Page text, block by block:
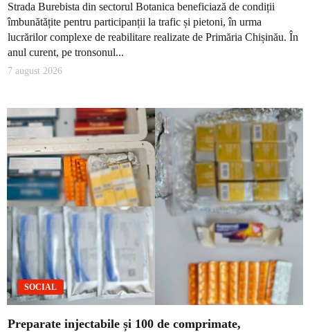
Strada Burebista din sectorul Botanica beneficiază de condiții
îmbunătățite pentru participanții la trafic și pietoni, în urma
lucrărilor complexe de reabilitare realizate de Primăria Chișinău. În
anul curent, pe tronsonul...
7 august 2026
SOCIAL
Preparate injectabile și 100 de comprimate,